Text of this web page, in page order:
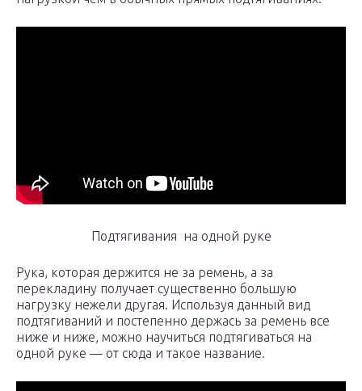
Подтягивания на одной руке
Рука, которая держится не за ремень, а за
перекладину получает существенно большую
нагрузку нежели другая. Используя данный вид
подтягиваний и постепенно держась за ремень все
ниже и ниже, можно научиться подтягиваться на
одной руке — от сюда и такое название.